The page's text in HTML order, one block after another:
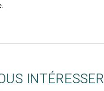
.
INTÉRESSER